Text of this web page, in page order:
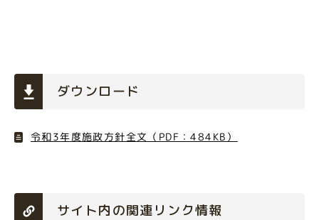
ダウンロード
令和3年度施政方針全文（PDF：484KB）
サイト内の関連リンク情報